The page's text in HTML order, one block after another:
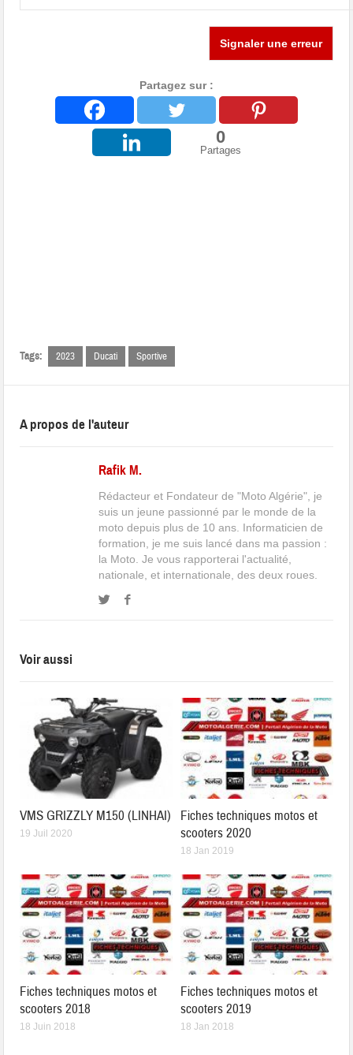
Signaler une erreur
Partagez sur :
0
Partages
Tags: 2023 Ducati Sportive
A propos de l'auteur
Rafik M.
Rédacteur et Fondateur de "Moto Algérie", je
suis un jeune passionné par le monde de la
moto depuis plus de 10 ans. Informaticien de
formation, je me suis lancé dans ma passion :
la Moto. Je vous rapporterai l'actualité,
nationale, et internationale, des deux roues.
Voir aussi
VMS GRIZZLY M150 (LINHAI)
19 Juil 2020
Fiches techniques motos et
scooters 2020
18 Jan 2019
Fiches techniques motos et
scooters 2018
18 Juin 2018
Fiches techniques motos et
scooters 2019
18 Jan 2018